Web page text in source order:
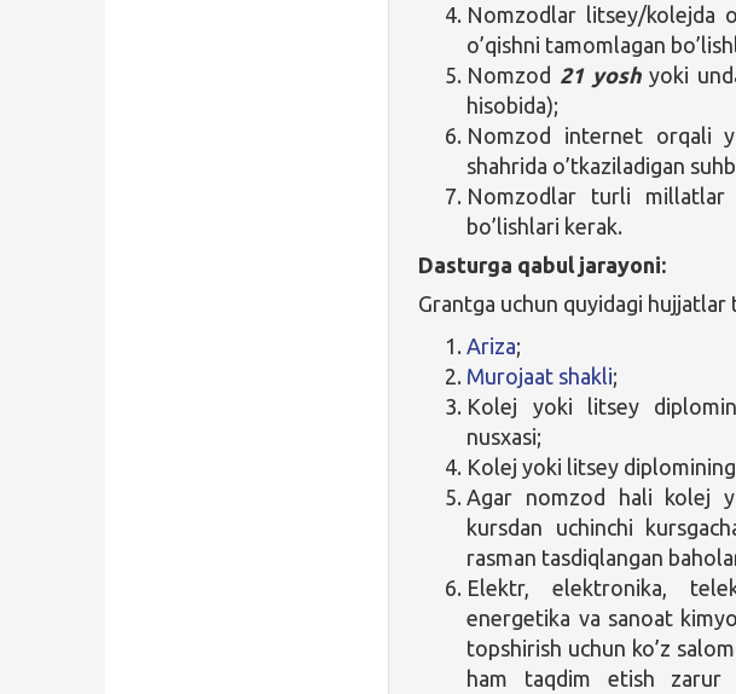
Nomzodlar litsey/kolejda
o’qishni tamomlagan
Nomzod 21 yoshyoki
hisobida);
Nomzod internet orqali
shahrida o’tkaziladigan
Nomzodlar turli millatlar
bo’lishlari kerak.
Dasturga qabul jarayoni:
Grantga uchun quyidagi hujjatlar
Ariza;
Murojaat shakli;
Kolej yoki litsey
nusxasi;
Kolej yoki litsey
Agar nomzod hali kolej
kursdan uchinchi
rasman tasdiqlangan
Elektr, elektronika,
energetika va sanoat
topshirish uchun ko’z
ham taqdim etish zarur